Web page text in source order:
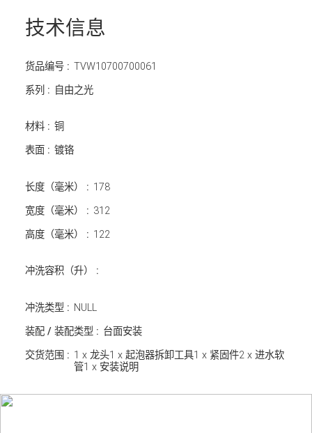
技术信息
货品编号 : TVW10700700061
系列 : 自由之光
材料 : 铜
表面 : 镀铬
长度（毫米） : 178
宽度（毫米） : 312
高度（毫米） : 122
冲洗容积（升） :
冲洗类型 : NULL
装配 / 装配类型 : 台面安装
交货范围 : 1 x 龙头1 x 起泡器拆卸工具1 x 紧固件2 x 进水软
管1 x 安装说明